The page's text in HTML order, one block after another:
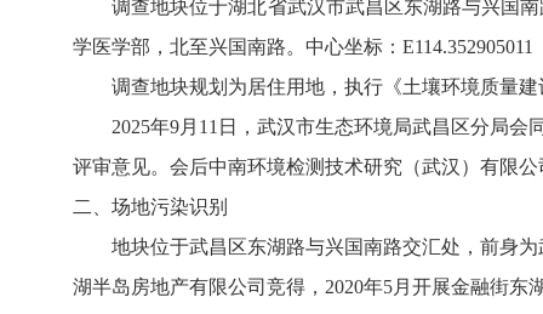
调查地块位于湖北省武汉市武昌区东湖路与兴国
学医学部，北至兴国南路。 中心坐标：E114.352905011
调查地块规划为居住用地，执行《土壤环境质量
2025年9月11日，武汉市生态环境局武昌区分局
评审意见。会后中南环境检测技术研究（武汉）有限
二、场地污染识别
地块位于武昌区东湖路与兴国南路交汇处，前身
湖半岛房地产有限公司竞得， 2020年5月开展金融街东